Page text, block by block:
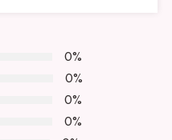
0%
0%
0%
0%